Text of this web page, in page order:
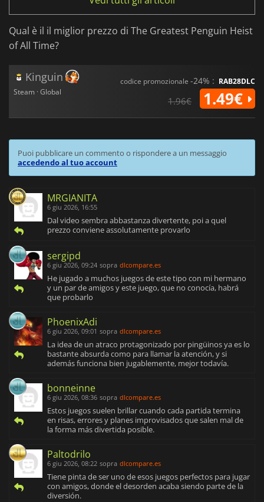
Qual è il il miglior prezzo di The Greatest Penguin Heist
of All Time?
Kinguin
Steam · Global
codice promozionale -24% : RAB28DLC
1.96€ 1.49€
Puoi pubblicare un commento o rispondere a un messaggio
accedendo al tuo account
MRGIANITA
6 giu 2026, 16:55
Dal video sembra abbastanza divertente, poi a quel
prezzo conviene assolutamente provarlo
sergipd
6 giu 2026, 09:24 sopra dlcompare.es
He jugado a muchos juegos de este tipo con mi hermano
y un par de amigos y este juego, que no conocía, habrá
que probarlo
PhoenixAdi
6 giu 2026, 09:01 sopra dlcompare.es
La idea de un atraco protagonizado por pingüinos ya es lo
bastante absurda como para llamar la atención, y si
además funciona bien jugablemente, mejor todavía.
bonneinne
6 giu 2026, 08:36 sopra dlcompare.es
Estos juegos suelen brillar cuando cada partida termina
en risas, errores y planes improvisados que salen mal de
la forma más divertida posible.
Paltodrilo
6 giu 2026, 08:22 sopra dlcompare.es
Tiene pinta de ser uno de esos juegos perfectos para jugar
con amigos, donde el desorden acaba siendo parte de la
diversión.